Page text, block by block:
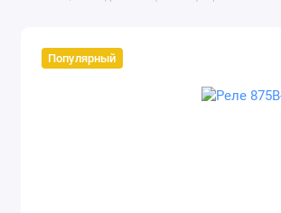
Популярный